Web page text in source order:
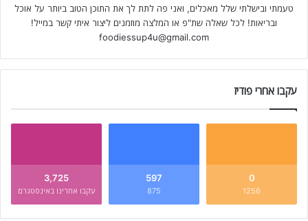
טעמתי ובישלתי שלל מאכלים, ואני פה לתת לך את התוכן הטוב ביותר על אוכל
ובריאות! לכל שאלה שת"פ או המלצה מוזמנים ליצור איתי קשר במייל!
foodiessup4u@gmail.com
עקבו אחרי פודיז
0
1256
597
875
3,725
עקבו אחרינו באינסטגרם